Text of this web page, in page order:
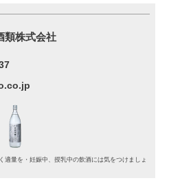
類株式会社
適量を・妊娠中、授乳中の飲酒には気をつけましょ